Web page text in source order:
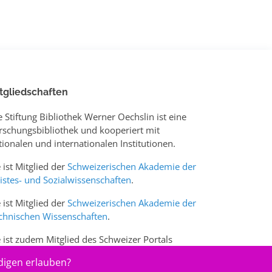
Stiftung Bibliothek Werner Oechslin ist eine
und kooperiert mit
und internationalen Institutionen.
ist Mitglied der Schweizerischen Akademie der
und Sozialwissenschaften.
ist Mitglied der Schweizerischen Akademie der
Wissenschaften.
ist zudem Mitglied des Schweizer Portals
erlauben?